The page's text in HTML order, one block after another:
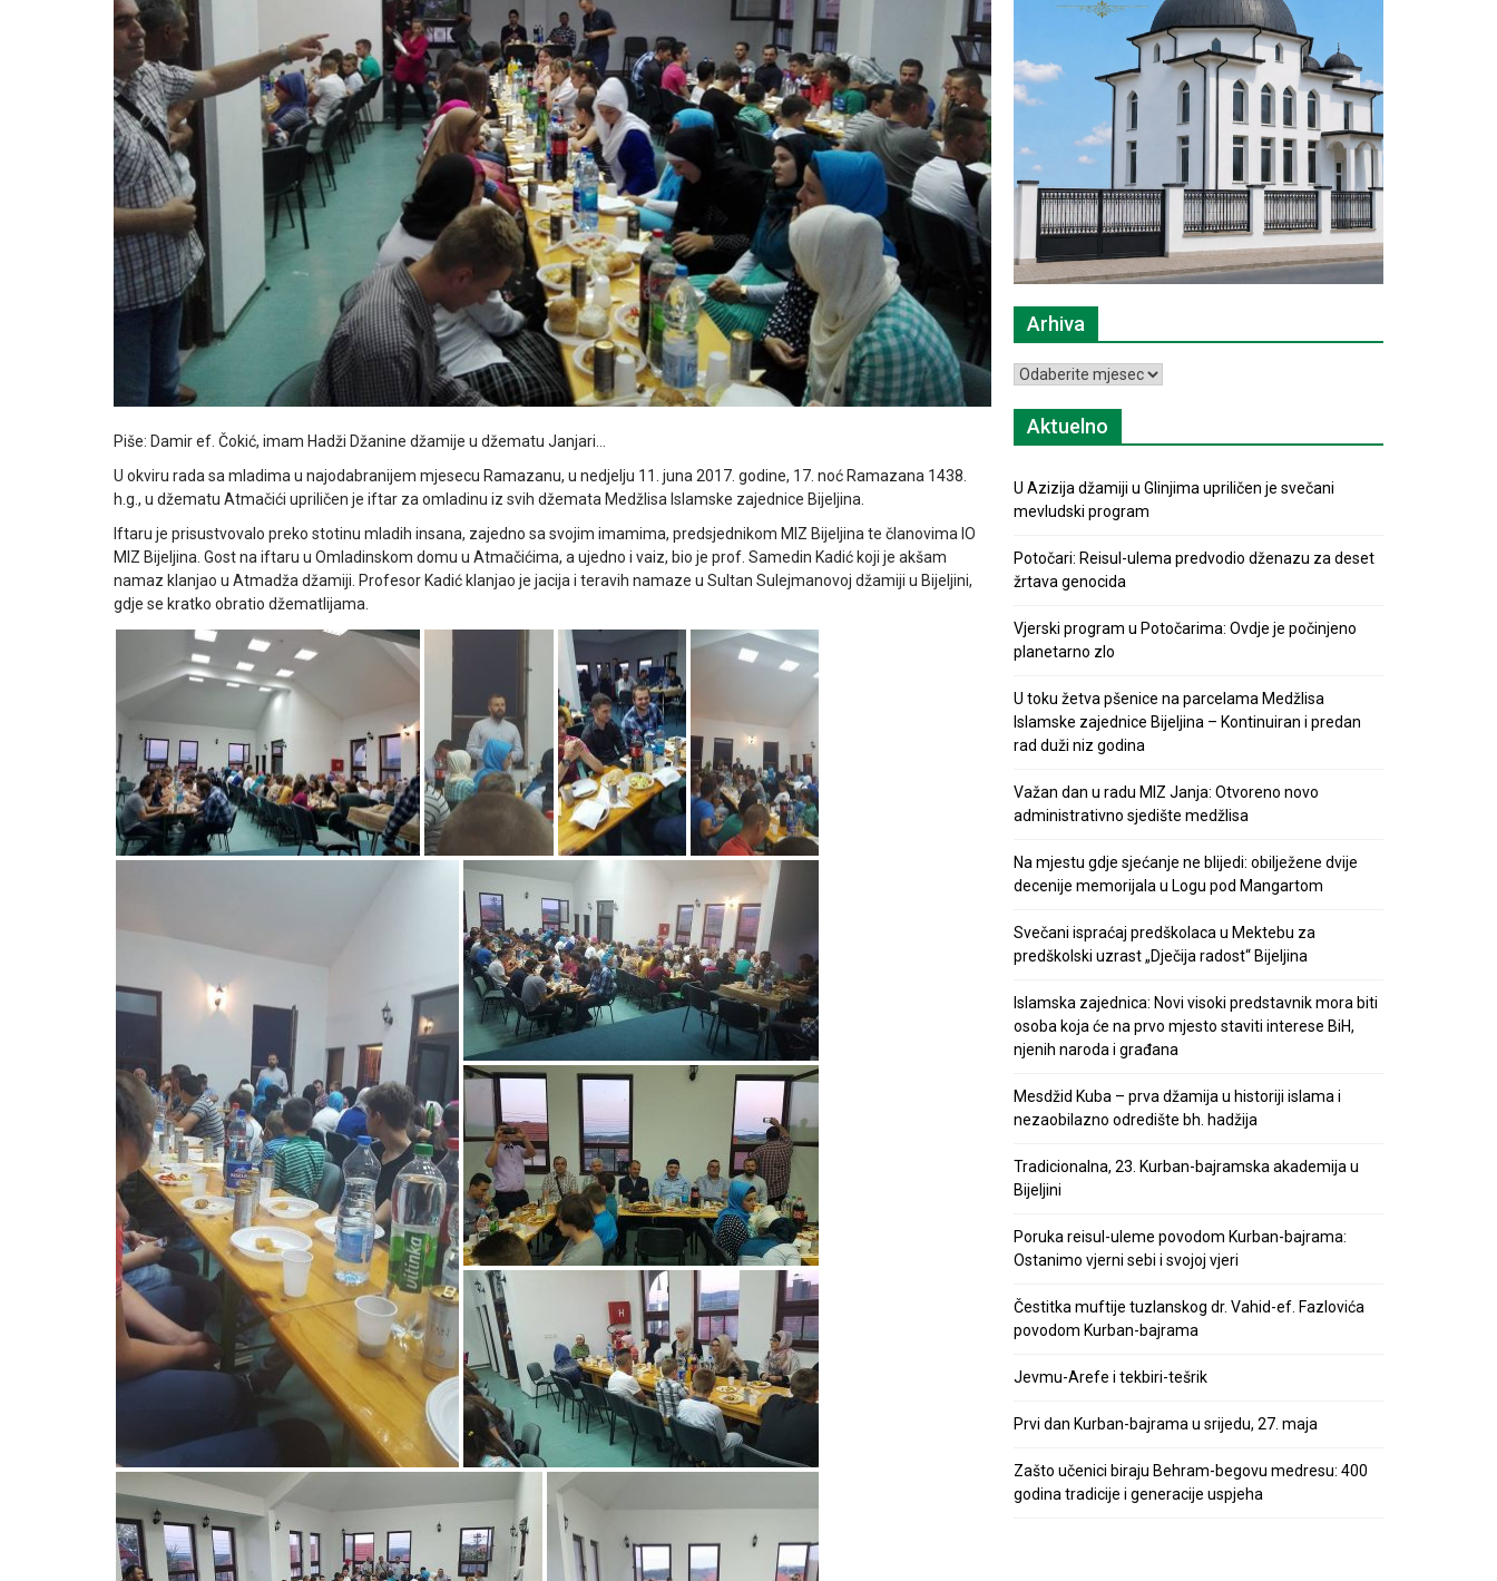
Piše: Damir ef. Čokić, imam Hadži Džanine džamije u džematu Janjari…
U okviru rada sa mladima u najodabranijem mjesecu Ramazanu, u nedjelju 11. juna 2017. godine, 17. noć Ramazana 1438.
h.g., u džematu Atmačići upriličen je iftar za omladinu iz svih džemata Medžlisa Islamske zajednice Bijeljina.
Iftaru je prisustvovalo preko stotinu mladih insana, zajedno sa svojim imamima, predsjednikom MIZ Bijeljina te članovima IO
MIZ Bijeljina. Gost na iftaru u Omladinskom domu u Atmačićima, a ujedno i vaiz, bio je prof. Samedin Kadić koji je akšam
namaz klanjao u Atmadža džamiji. Profesor Kadić klanjao je jacija i teravih namaze u Sultan Sulejmanovoj džamiji u Bijeljini,
gdje se kratko obratio džematlijama.
Arhiva
Arhiva
Aktuelno
U Azizija džamiji u Glinjima upriličen je svečani
mevludski program
Potočari: Reisul-ulema predvodio dženazu za deset
žrtava genocida
Vjerski program u Potočarima: Ovdje je počinjeno
planetarno zlo
U toku žetva pšenice na parcelama Medžlisa
Islamske zajednice Bijeljina – Kontinuiran i predan
rad duži niz godina
Važan dan u radu MIZ Janja: Otvoreno novo
administrativno sjedište medžlisa
Na mjestu gdje sjećanje ne blijedi: obilježene dvije
decenije memorijala u Logu pod Mangartom
Svečani ispraćaj predškolaca u Mektebu za
predškolski uzrast „Dječija radost“ Bijeljina
Islamska zajednica: Novi visoki predstavnik mora biti
osoba koja će na prvo mjesto staviti interese BiH,
njenih naroda i građana
Mesdžid Kuba – prva džamija u historiji islama i
nezaobilazno odredište bh. hadžija
Tradicionalna, 23. Kurban-bajramska akademija u
Bijeljini
Poruka reisul-uleme povodom Kurban-bajrama:
Ostanimo vjerni sebi i svojoj vjeri
Čestitka muftije tuzlanskog dr. Vahid-ef. Fazlovića
povodom Kurban-bajrama
Jevmu-Arefe i tekbiri-tešrik
Prvi dan Kurban-bajrama u srijedu, 27. maja
Zašto učenici biraju Behram-begovu medresu: 400
godina tradicije i generacije uspjeha